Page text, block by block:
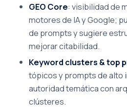
GEO Core: visibilidad de
motores de IA y Google;
de prompts y sugiere
mejorar citabilidad.
Keyword clusters & top
tópicos y prompts de alto
autoridad temática con
clústeres.